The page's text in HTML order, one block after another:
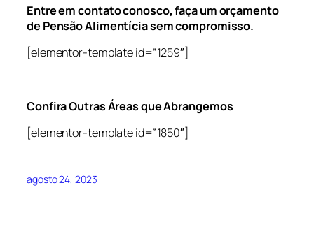
Entre em contato conosco, faça um orçamento
de Pensão Alimentícia sem compromisso.
[elementor-template id=”1259″]
Confira Outras Áreas que Abrangemos
[elementor-template id=”1850″]
agosto 24, 2023